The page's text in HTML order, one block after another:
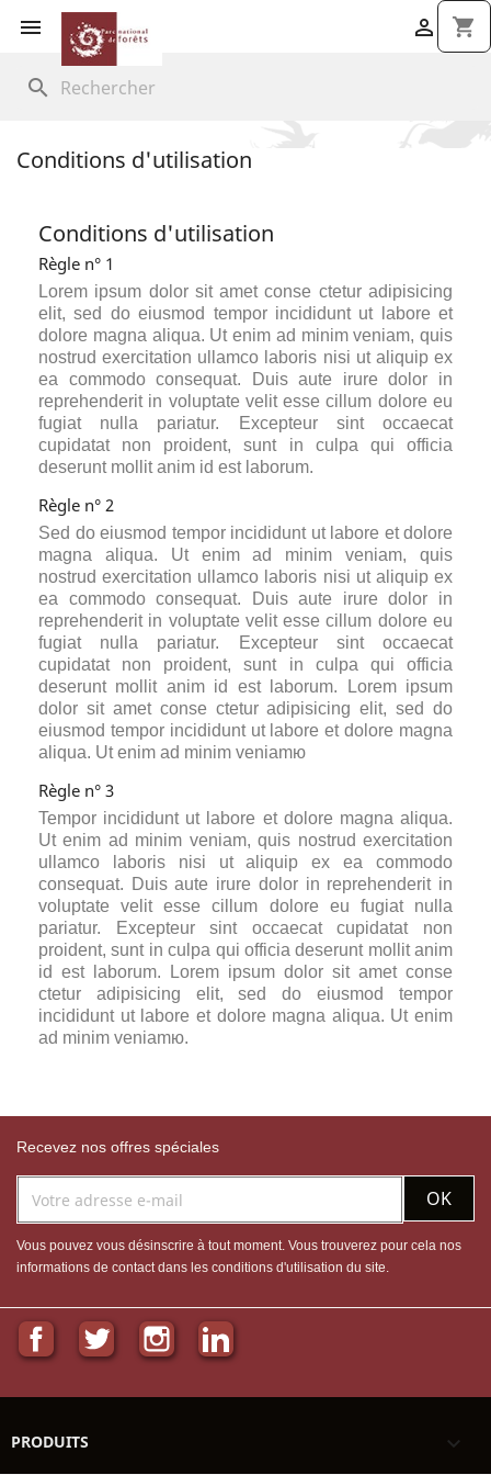
 shopping_cart

search
Conditions d'utilisation
Conditions d'utilisation
Règle n° 1
Lorem ipsum dolor sit amet conse ctetur adipisicing
elit, sed do eiusmod tempor incididunt ut labore et
dolore magna aliqua. Ut enim ad minim veniam, quis
nostrud exercitation ullamco laboris nisi ut aliquip ex
ea commodo consequat. Duis aute irure dolor in
reprehenderit in voluptate velit esse cillum dolore eu
fugiat nulla pariatur. Excepteur sint occaecat
cupidatat non proident, sunt in culpa qui officia
deserunt mollit anim id est laborum.
Règle n° 2
Sed do eiusmod tempor incididunt ut labore et dolore
magna aliqua. Ut enim ad minim veniam, quis
nostrud exercitation ullamco laboris nisi ut aliquip ex
ea commodo consequat. Duis aute irure dolor in
reprehenderit in voluptate velit esse cillum dolore eu
fugiat nulla pariatur. Excepteur sint occaecat
cupidatat non proident, sunt in culpa qui officia
deserunt mollit anim id est laborum. Lorem ipsum
dolor sit amet conse ctetur adipisicing elit, sed do
eiusmod tempor incididunt ut labore et dolore magna
aliqua. Ut enim ad minim veniamю
Règle n° 3
Tempor incididunt ut labore et dolore magna aliqua.
Ut enim ad minim veniam, quis nostrud exercitation
ullamco laboris nisi ut aliquip ex ea commodo
consequat. Duis aute irure dolor in reprehenderit in
voluptate velit esse cillum dolore eu fugiat nulla
pariatur. Excepteur sint occaecat cupidatat non
proident, sunt in culpa qui officia deserunt mollit anim
id est laborum. Lorem ipsum dolor sit amet conse
ctetur adipisicing elit, sed do eiusmod tempor
incididunt ut labore et dolore magna aliqua. Ut enim
ad minim veniamю.
Recevez nos offres spéciales
Vous pouvez vous désinscrire à tout moment. Vous trouverez pour cela nos
informations de contact dans les conditions d'utilisation du site.
FacebookTwitter InstagramLinkedIn
PRODUITS 